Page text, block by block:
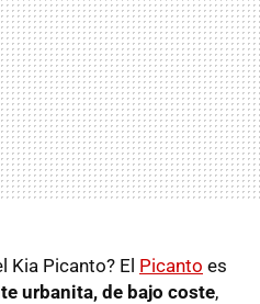
Kia Picanto? El Picanto es
urbanita, de bajo coste,